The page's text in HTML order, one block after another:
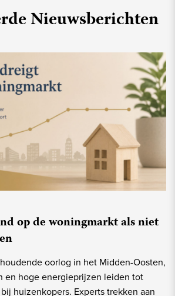
Nieuwsberichten
op de woningmarkt als niet
oorlog in het Midden-Oosten,
en hoge energieprijzen leiden tot
huizenkopers. Experts trekken aan